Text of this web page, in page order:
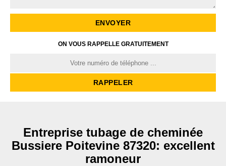
ON VOUS RAPPELLE GRATUITEMENT
Entreprise tubage de cheminée
Bussiere Poitevine 87320: excellent
ramoneur